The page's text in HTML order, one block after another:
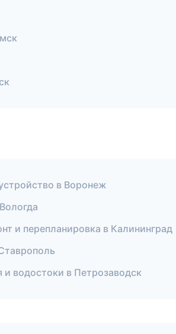
в Воронеж
и перепланировка в Калининград
водостоки в Петрозаводск